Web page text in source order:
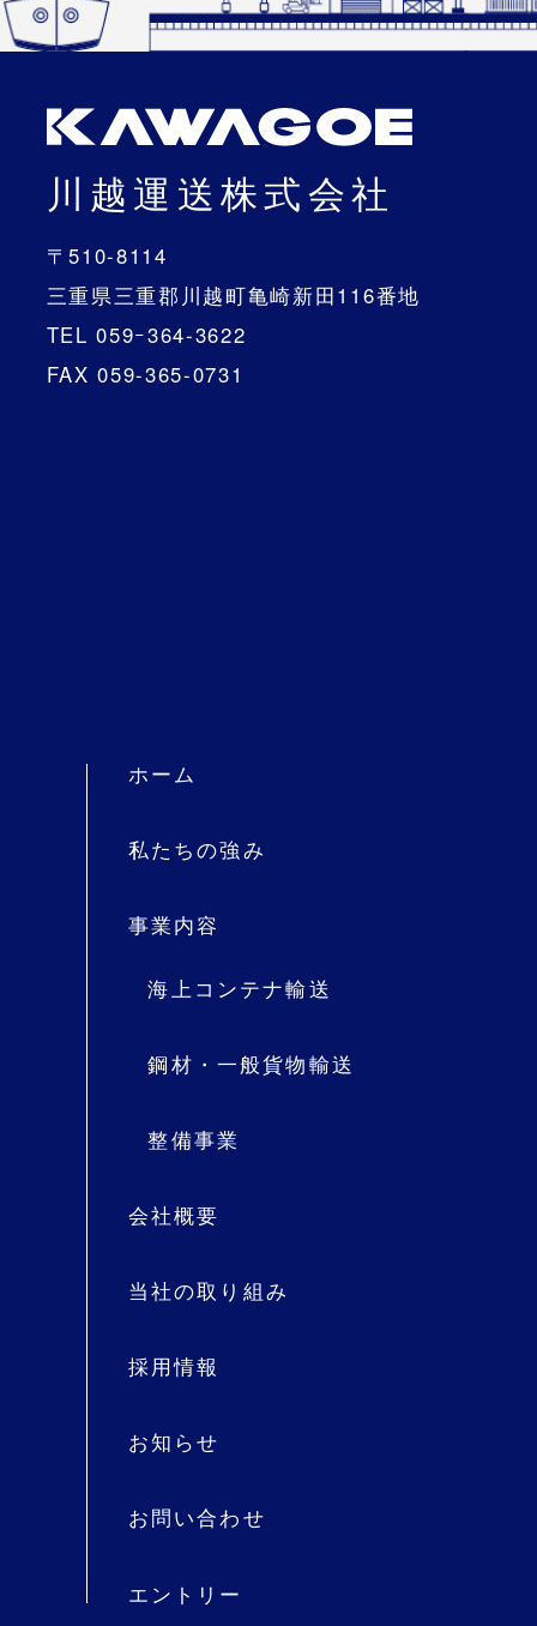
川越運送株式会社
〒510-8114
三重県三重郡川越町亀崎新田116番地
TEL 059ｰ364-3622
FAX 059-365-0731
ホーム
私たちの強み
事業内容
海上コンテナ輸送
鋼材・一般貨物輸送
整備事業
会社概要
当社の取り組み
採用情報
お知らせ
お問い合わせ
エントリー